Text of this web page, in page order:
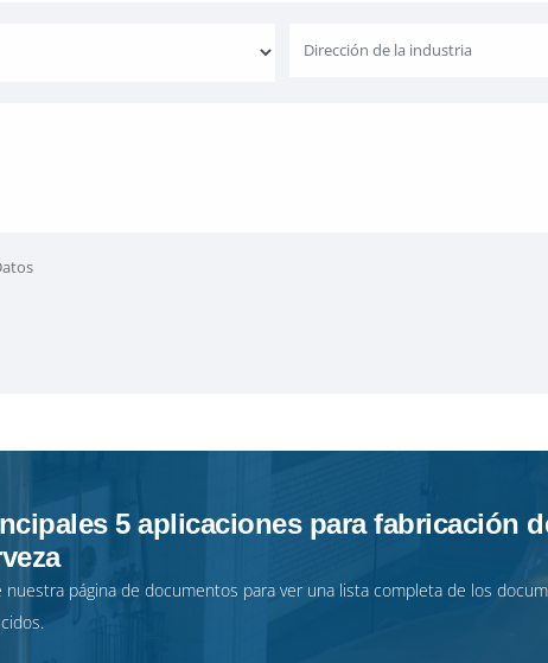
5 aplicaciones para fabricación
nuestra página de documentos para ver una lista completa de los